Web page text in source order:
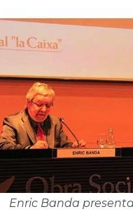
Enric Banda